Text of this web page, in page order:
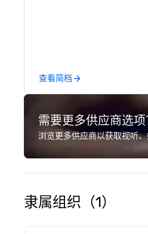
查看简档
需要更多供应商选项
浏览更多供应商以获取视听
隶属组织（1）